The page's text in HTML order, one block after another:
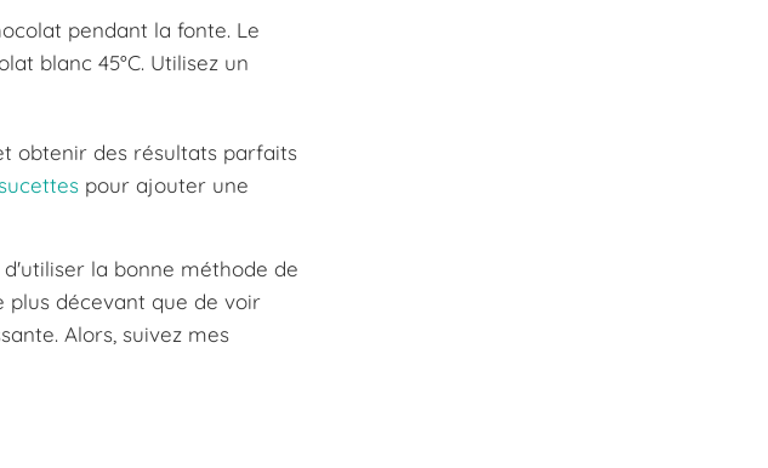
pendant la fonte. Le
blanc 45°C. Utilisez un
obtenir des résultats parfaits
pour ajouter une
la bonne méthode de
plus décevant que de voir
Alors, suivez mes